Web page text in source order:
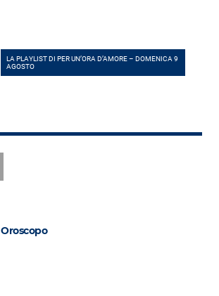
LA PLAYLIST DI PER UN’ORA D’AMORE – DOMENICA 9
AGOSTO
Oroscopo